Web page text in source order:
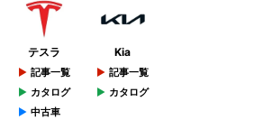
テスラ
記事一覧
カタログ
中古車
Kia
記事一覧
カタログ